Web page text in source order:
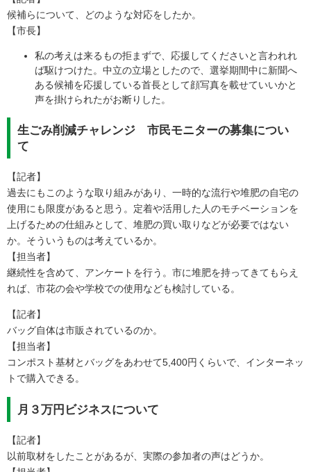
​候補らについて、どのような対応をしたか。
【市長】
私の考えは来るもの拒まずで、応援してくださいと言われれ
ば駆けつけた。中立の立場としたので、選挙期間中に新聞へ
ある候補を応援している首長として顔写真を載せていいかと
声を掛けられたがお断りした。
生ごみ削減チャレンジ 市民モニターの募集につい
て
【記者】
過去にもこのような取り組みがあり、一時的な流行や堆肥の自宅の
使用にも限度があると思う。定着や活用した人のモチベーションを
上げるための仕組みとして、堆肥の買い取りなどが必要ではない
か。そういうものは考えているか。
【担当者】
継続性を含めて、アンケートを行う。市に堆肥を持ってきてもらえ
れば、市花の会や学校での使用なども検討している。
【記者】
バッグ自体は市販されているのか。
​【担当者】
コンポスト基材とバッグをあわせて5,400円くらいで、インターネッ
トで購入できる。
月３万円ビジネスについて
【記者】
以前取材をしたことがあるが、実際の参加者の声はどうか。